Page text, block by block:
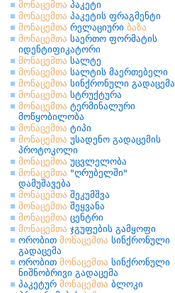
მონაცემთა პაკეტი
მონაცემთა პაკეტის ფრაგმენტი
მონაცემთა რელაციური ბაზა
მონაცემთა საერთო ფორმატის
იდენტიფიკატორი
მონაცემთა სალტე
მონაცემთა სალტის მაერთებელი
მონაცემთა სინქრონული გადაცემა
მონაცემთა სტრუქტურა
მონაცემთა ტერმინალური
მოწყობილობა
მონაცემთა ტიპი
მონაცემთა უსადენო გადაცემის
პროტოკოლი
მონაცემთა უცვლელობა
მონაცემთა "ღრუბელში"
დამუშავება
მონაცემთა შეკუმშვა
მონაცემთა შეყვანა
მონაცემთა ცენტრი
მონაცემთა ჯგუფების გამყოფი
ორობით მონაცემთა სინქრონული
გადაცემა
ორობით მონაცემთა სინქრონული
ნიშნობრივი გადაცემა
პაკეტურ მონაცემთა ბლოკი